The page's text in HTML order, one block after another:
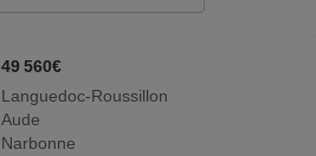
49 560€
Languedoc-Roussillon
Aude
Narbonne